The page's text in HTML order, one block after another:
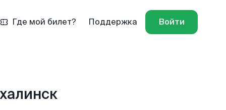
Где мой билет? Поддержка Войти